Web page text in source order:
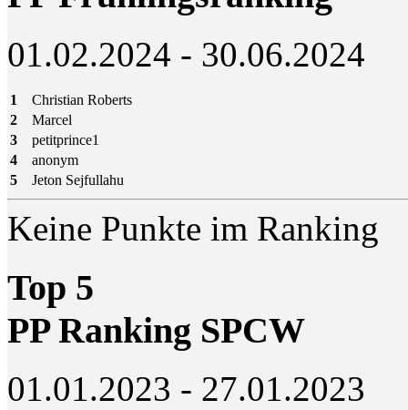
01.02.2024 - 30.06.2024
1
Christian Roberts
2
Marcel
3
petitprince1
4
anonym
5
Jeton Sejfullahu
Keine Punkte im Ranking
Top 5
PP Ranking SPCW
01.01.2023 - 27.01.2023